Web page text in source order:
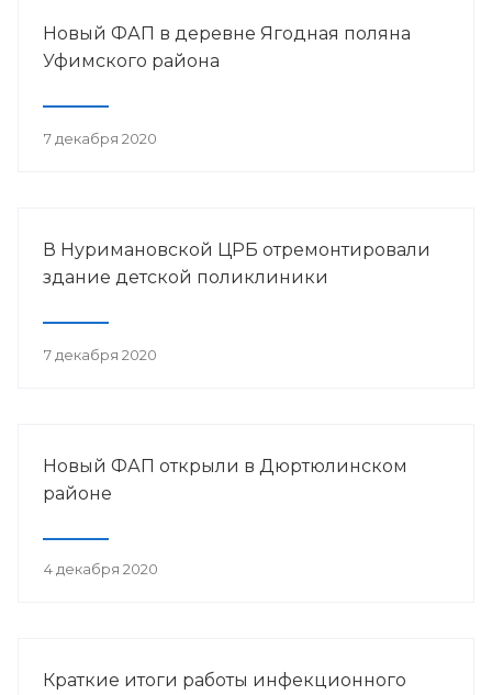
Новый ФАП в деревне Ягодная поляна
Уфимского района
7 декабря 2020
В Нуримановской ЦРБ отремонтировали
здание детской поликлиники
7 декабря 2020
Новый ФАП открыли в Дюртюлинском
районе
4 декабря 2020
Краткие итоги работы инфекционного